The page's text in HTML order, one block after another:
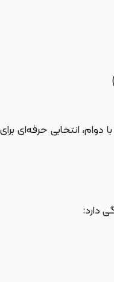
دوام، انتخابی حرفه‌ای برای
دارد: